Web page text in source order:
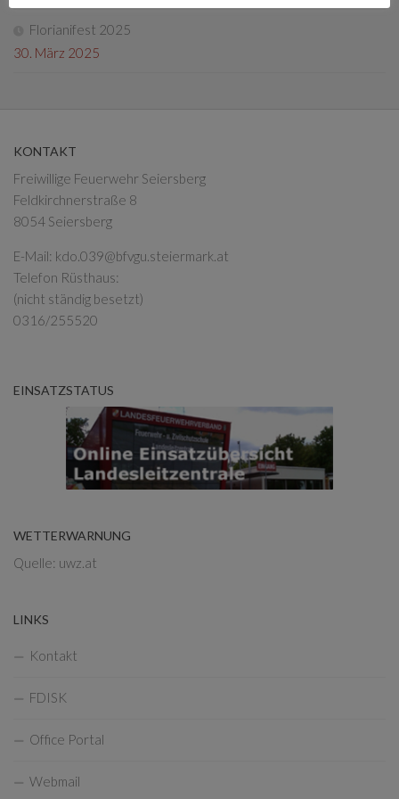
Florianifest 2025
30. März 2025
KONTAKT
Freiwillige Feuerwehr Seiersberg
Feldkirchnerstraße 8
8054 Seiersberg
E-Mail: kdo.039@bfvgu.steiermark.at
Telefon Rüsthaus:
(nicht ständig besetzt)
0316/255520
EINSATZSTATUS
WETTERWARNUNG
Quelle: uwz.at
LINKS
Kontakt
FDISK
Office Portal
Webmail